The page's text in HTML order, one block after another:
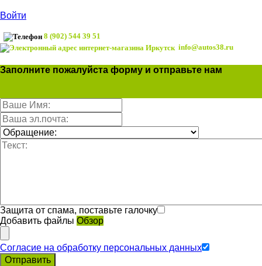
Войти
8 (902) 544 39 51
info@autos38.ru
Заполните пожалуйста форму и отправьте нам
Защита от спама, поставьте галочку
Добавить файлы Обзор
Согласие на обработку персональных данных
Отправить